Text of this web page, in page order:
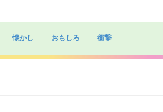
懐かし おもしろ 衝撃